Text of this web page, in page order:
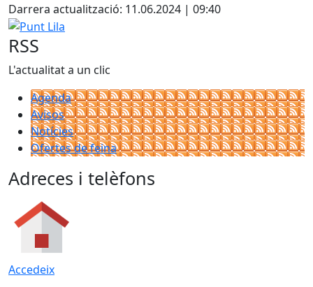
Darrera actualització: 11.06.2024 | 09:40
Punt Lila
RSS
L'actualitat a un clic
Agenda
Avisos
Notícies
Ofertes de feina
Adreces i telèfons
Accedeix